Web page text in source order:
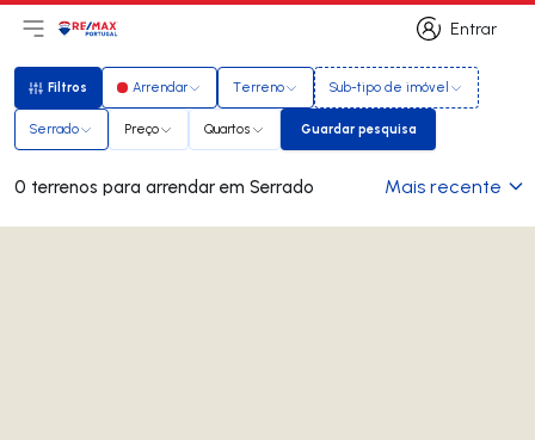
Entrar
Entrar
Abri menu principal
LogoIr para página inicial
Filtros
Filtros Arrendar Terreno Sub-tipo de imóvel
Serrado Preço Quartos Guardar pesquisa
Guardar pesquisa
0 terrenos para arrendar em Serrado Mais recente